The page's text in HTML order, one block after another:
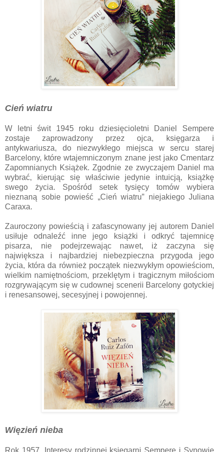
Cień wiatru
W letni świt 1945 roku dziesięcioletni Daniel Sempere
zostaje zaprowadzony przez ojca, księgarza i
antykwariusza, do niezwykłego miejsca w sercu starej
Barcelony, które wtajemniczonym znane jest jako Cmentarz
Zapomnianych Książek. Zgodnie ze zwyczajem Daniel ma
wybrać, kierując się właściwie jedynie intuicją, książkę
swego życia. Spośród setek tysięcy tomów wybiera
nieznaną sobie powieść „Cień wiatru” niejakiego Juliana
Caraxa.
Zauroczony powieścią i zafascynowany jej autorem Daniel
usiłuje odnaleźć inne jego książki i odkryć tajemnicę
pisarza, nie podejrzewając nawet, iż zaczyna się
największa i najbardziej niebezpieczna przygoda jego
życia, która da również początek niezwykłym opowieściom,
wielkim namiętnościom, przeklętym i tragicznym miłościom
rozgrywającym się w cudownej scenerii Barcelony gotyckiej
i renesansowej, secesyjnej i powojennej.
Więzień nieba